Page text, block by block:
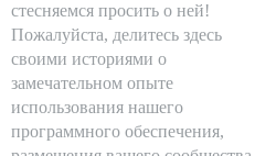
стесняемся просить о ней!
Пожалуйста, делитесь здесь
своими историями о
замечательном опыте
использования нашего
программного обеспечения,